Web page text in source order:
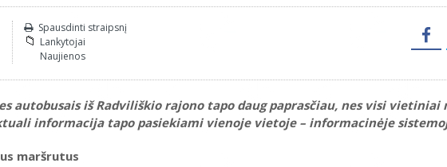
Spausdinti straipsnį
Lankytojai
Naujienos
autobusais iš Radviliškio rajono tapo daug paprasčiau, nes visi vietiniai
informacija tapo pasiekiami vienoje vietoje – informacinėje
maršrutus